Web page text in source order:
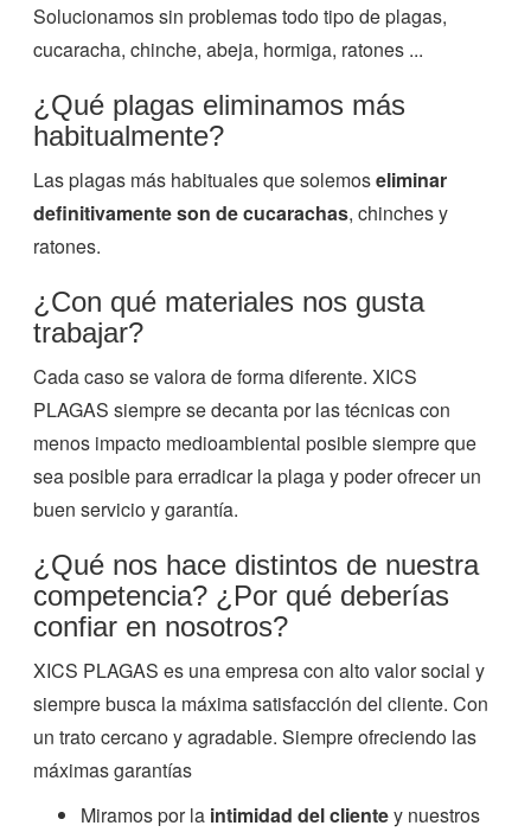
Solucionamos sin problemas todo tipo de plagas,
cucaracha, chinche, abeja, hormiga, ratones ...
¿Qué plagas eliminamos más
habitualmente?
Las plagas más habituales que solemoseliminar
definitivamente son de cucarachas, chinches y
ratones.
¿Con qué materiales nos gusta
trabajar?
Cada caso se valora de forma diferente. XICS
PLAGAS siempre se decanta por las técnicas con
menos impacto medioambiental posible siempre que
sea posible para erradicar la plaga y poder ofrecer un
buen servicio y garantía.
¿Qué nos hace distintos de nuestra
competencia? ¿Por qué deberías
confiar en nosotros?
XICS PLAGAS es una empresa con alto valor social y
siempre busca la máxima satisfacción del cliente. Con
un trato cercano y agradable. Siempre ofreciendo las
máximas garantías
Miramos por la intimidad del clientey nuestros